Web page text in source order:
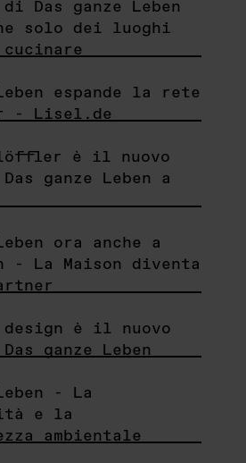
di Das ganze Leben
solo dei luoghi
espande la rete
- Lisel.de
löffler è il nuovo
ganze Leben a
ora anche a
- La Maison diventa
è il nuovo
ganze Leben
- La
e la
ambientale